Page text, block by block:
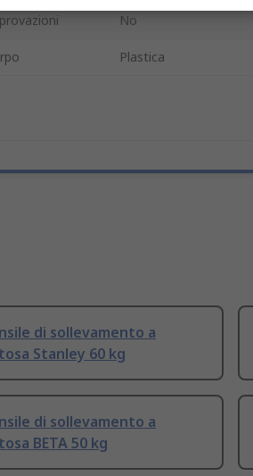
No
Plastica
di sollevamento a
Stanley 60 kg
di sollevamento a
BETA 50 kg